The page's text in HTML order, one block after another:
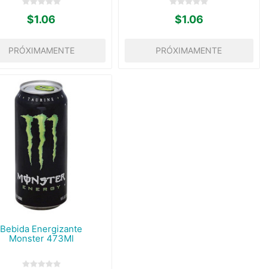
$1.06
PRÓXIMAMENTE
$1.06
PRÓXIMAMENTE
Bebida Energizante
Monster 473Ml